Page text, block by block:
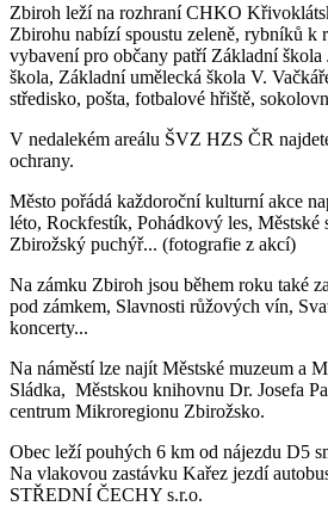
Zbiroh leží na rozhraní CHKO
Zbirohu nabízí spoustu zeleně, rybníků k
vybavení pro občany patří Základní škola
škola, Základní umělecká škola V.
středisko, pošta, fotbalové hřiště,
V nedalekém areálu ŠVZ HZS ČR
ochrany.
Město pořádá každoroční kulturní akce
léto, Rockfestík, Pohádkový les, Městské
Zbirožský puchýř... (fotografie z akcí)
Na zámku Zbiroh jsou během roku také
pod zámkem, Slavnosti růžových vín,
koncerty...
Na náměstí lze najít Městské muzeum a
Sládka, Městskou knihovnu Dr. Josefa
centrum Mikroregionu Zbirožsko.
Obec leží pouhých 6 km od nájezdu D5
Na vlakovou zastávku Kařez jezdí
STŘEDNÍ ČECHY s.r.o.